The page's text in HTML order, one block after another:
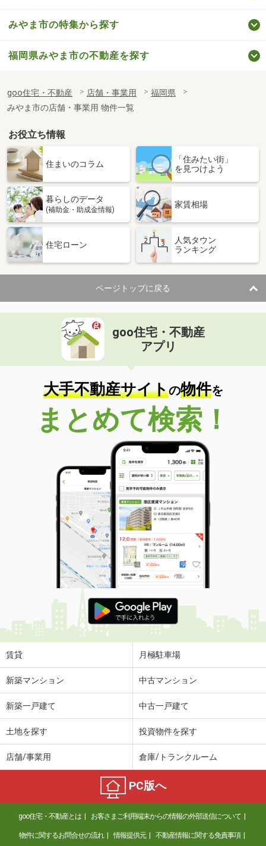
みやま市の特集から探す
福岡県みやま市の不動産を探す
goo住宅・不動産 店舗・事業用
福岡県
みやま市の店舗・事業用 物件一覧
お役立ち情報
住まいのコラム
「住みたい街」
を見つけよう
暮らしのデータ
(補助金・助成金情報)
家賃相場
住宅ローン
人気タウン
ランキング
ページトップに戻る
goo住宅・不動産
アプリ
大手不動産サイトの物件を
まとめて検索！
賃貸 月極駐車場
新築マンション 中古マンション
新築一戸建て 中古一戸建て
土地を探す 投資物件を探す
店舗/事業用 倉庫/トランクルーム
PC版へ
goo住宅・不動産とは お客さまご利用端末からの情報の外部送信について
物件に関するお問合せの流れ 情報提供元 不動産情報に関する免責事項